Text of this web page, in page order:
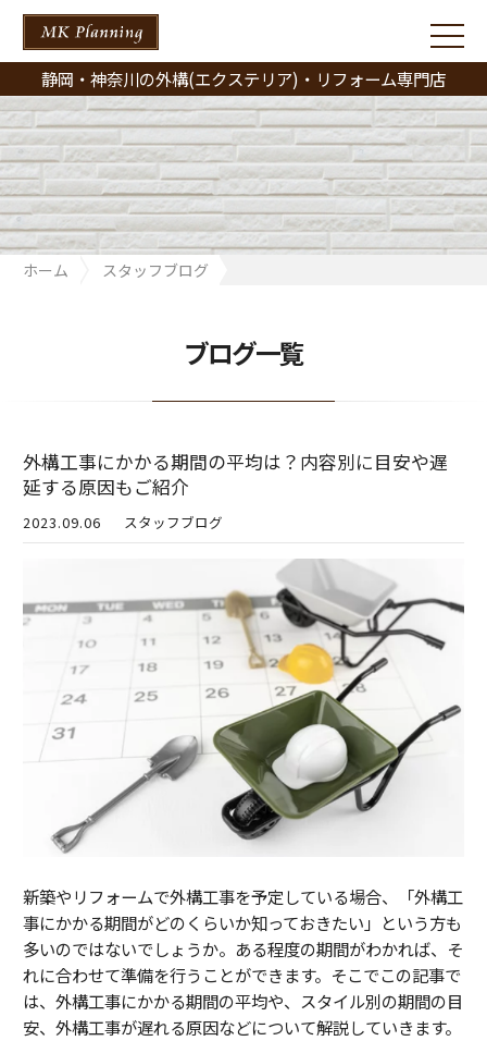
静岡・神奈川の外構(エクステリア)・リフォーム専門店
ホーム
スタッフブログ
ブログ一覧
外構工事にかかる期間の平均は？内容別に目安や遅
延する原因もご紹介
2023.09.06 スタッフブログ
新築やリフォームで外構工事を予定している場合、「外構工
事にかかる期間がどのくらいか知っておきたい」という方も
多いのではないでしょうか。ある程度の期間がわかれば、そ
れに合わせて準備を行うことができます。そこでこの記事で
は、外構工事にかかる期間の平均や、スタイル別の期間の目
安、外構工事が遅れる原因などについて解説していきます。